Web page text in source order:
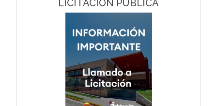
LICITACIÓN PÚBLICA